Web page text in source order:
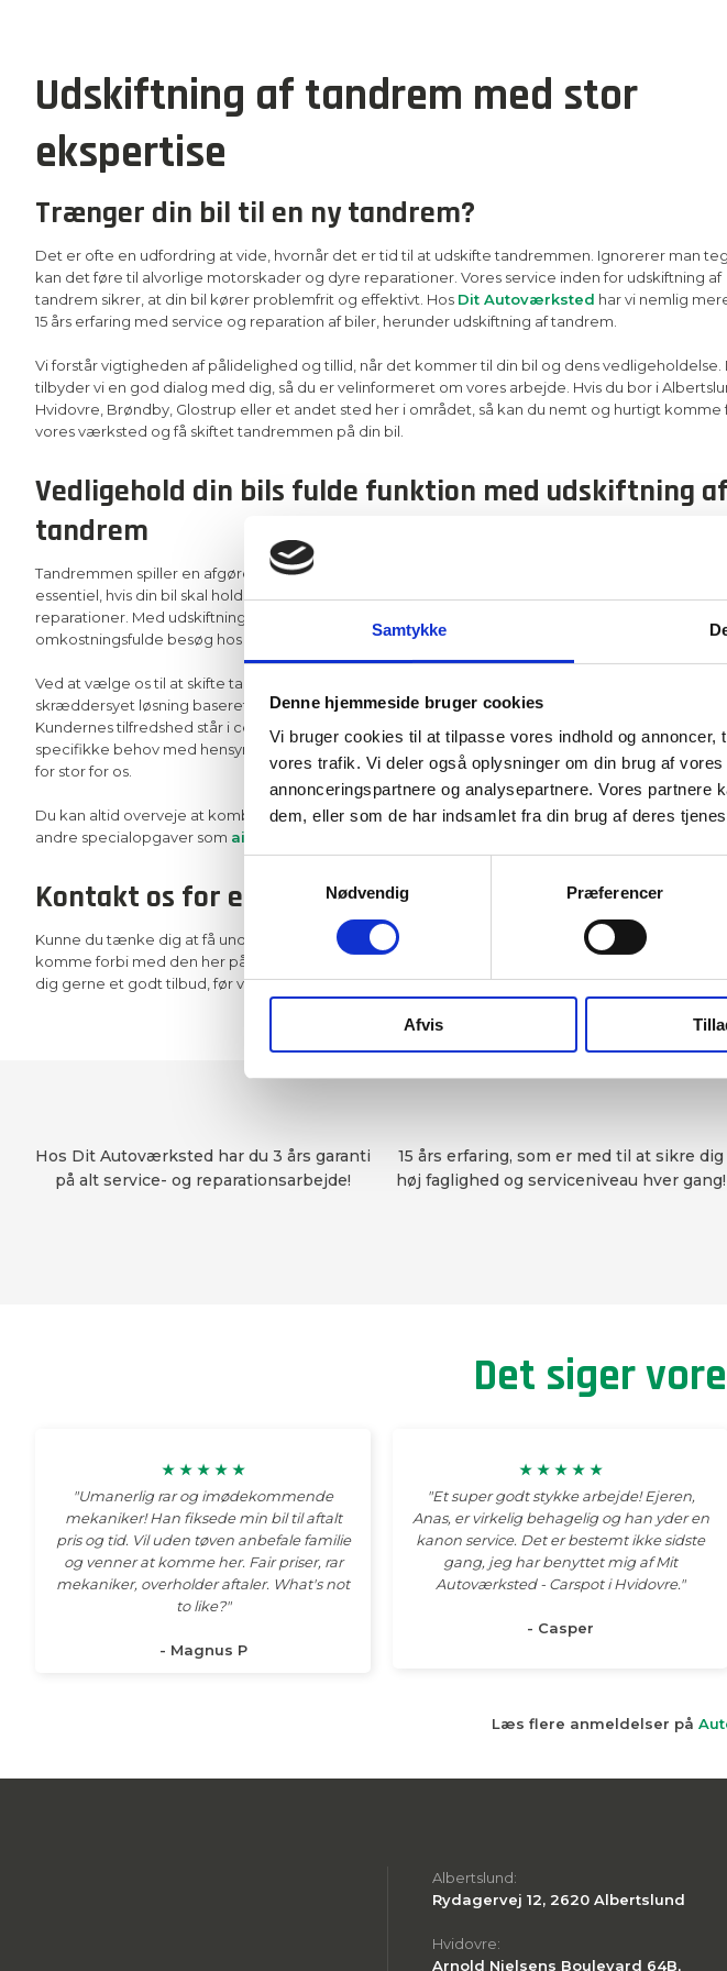
Samtykke
Denne hjemmeside bruger cookies
Vi bruger cookies til at tilpasse vores indhold og
vores trafik. Vi deler også oplysninger om din brug af
annonceringspartnere og analysepartnere. Vores partnere
dem, eller som de har indsamlet fra din brug af deres
Nødvendig
Præferencer
Afvis
Udskiftning af tandrem med stor
ekspertise
Trænger din bil til en ny tandrem?
Det er ofte en udfordring at vide, hvornår det er tid til at udskifte tandremmen. Ignorerer man
kan det føre til alvorlige motorskader og dyre reparationer. Vores service inden for udskiftning af
tandrem sikrer, at din bil kører problemfrit og effektivt. Hos Dit Autoværksted har vi nemlig
15 års erfaring med service og reparation af biler, herunder udskiftning af tandrem.
Vi forstår vigtigheden af pålidelighed og tillid, når det kommer til din bil og dens vedligeholdelse.
tilbyder vi en god dialog med dig, så du er velinformeret om vores arbejde. Hvis du bor i
Hvidovre, Brøndby, Glostrup eller et andet sted her i området, så kan du nemt og hurtigt komme
vores værksted og få skiftet tandremmen på din bil.
Vedligehold din bils fulde funktion med udskiftning af
tandrem
Tandremmen spiller en afgørende rolle i forhold til din bils motor. En velfungerende tandrem er
essentiel, hvis din bil skal holde sig godt kørende og undgå større skader i motoren, der kræver
reparationer. Med udskiftning af tandrem kan du således vedligeholde din bils fulde ydeevne og
omkostningsfulde besøg hos mekanikeren.
Ved at vælge os til at skifte tandremmen på din bil får du ikke bare en standard service. Vi tilbyder
skræddersyet løsning baseret på dybdegående kendskab til diverse bilmærker og modeller.
Kundernes tilfredshed står i centrum på vores autoværksted, og vi forpligter os til at opfylde dine
specifikke behov med hensyn til bilens vedligeholdelse. Med et erfarent hold ved roret er ingen
for stor for os.
Du kan altid overveje at kombinere dit besøg hos med andre ydelser, fx en bredereservice på
andre specialopgaver som aircondition service
Kontakt os for et tilbud med en god pris
Kunne du tænke dig at få undersøgt, om din bil trænger til skift af tandrem, så er du velkommen til
komme forbi med den her på værkstedet. Hvis du vil have en pris på opgaven på forhånd,
dig gerne et godt tilbud, før vi udfører arbejdet.
​Hos Dit Autoværksted har du 3 års garanti
på alt service- og reparationsarbejde!
15 års erfaring, som er med til at sikre dig
høj faglighed og serviceniveau hver gang!
Det siger
★ ★ ★ ★ ★​
"Umanerlig rar og imødekommende
mekaniker! Han fiksede min bil til aftalt
pris og tid. Vil uden tøven anbefale familie
og venner at komme her. Fair priser, rar
mekaniker, overholder aftaler. What's not
to like?​"
- Magnus P
★ ★ ★ ★ ★​
"Et super godt stykke arbejde! Ejeren,
Anas, er virkelig behagelig og han yder en
kanon service. Det er bestemt ikke sidste
gang, jeg har benyttet mig af Mit
Autoværksted - Carspot i Hvidovre.​"
- Casper
Læs flere anmeldelser på
Albertslund:
Rydagervej 12, 2620 Albertslund
Hvidovre:
Arnold Nielsens Boulevard 64B,